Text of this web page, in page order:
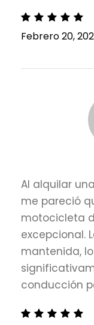
Febrero 20,
Al alquilar
me pareció
motocicleta
excepcional.
mantenida,
conducción